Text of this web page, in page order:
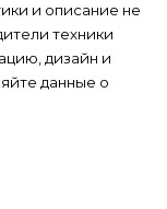
и описание не
техники
дизайн и
данные о